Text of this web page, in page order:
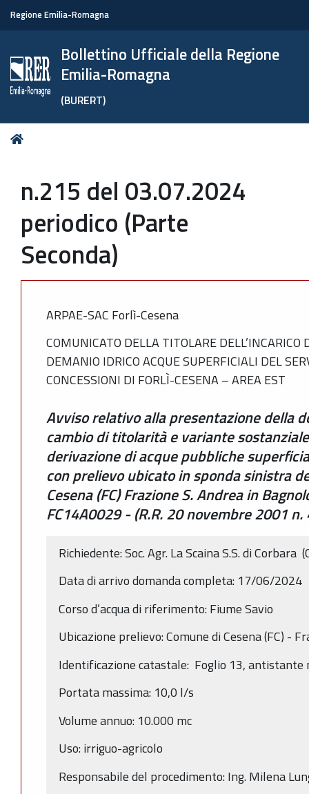
Regione Emilia-Romagna
Bollettino Ufficiale della Regione
Emilia-Romagna
(BURERT)
Tu
n.215 del 03.07.2024
periodico (Parte
Seconda)
ARPAE-SAC Forlì-Cesena
COMUNICATO DELLA TITOLARE
DEMANIO IDRICO ACQUE SUPERFICIALI DEL
CONCESSIONI DI FORLÌ-CESENA – AREA EST
Avviso relativo alla presentazione della
cambio di titolarità e variante
derivazione di acque pubbliche
con prelievo ubicato in sponda sinistra
Cesena (FC) Frazione S. Andrea in
FC14A0029 - (R.R. 20 novembre 2001
Richiedente: Soc. Agr. La Scaina S.S. di Corbara
Data di arrivo domanda completa: 17/06/2024
Corso d’acqua di riferimento: Fiume Savio
Ubicazione prelievo: Comune di Cesena (FC) -
Identificazione catastale: Foglio 13, antistante
Portata massima: 10,0 l/s
Volume annuo: 10.000 mc
Uso: irriguo-agricolo
Responsabile del procedimento: Ing. Milena